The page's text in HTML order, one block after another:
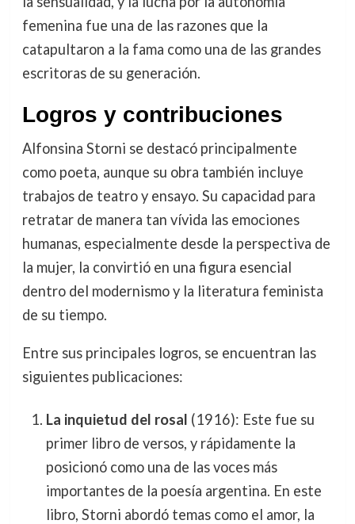
femenina fue una de las razones que la
catapultaron a la fama como una de las grandes
escritoras de su generación.
Logros y contribuciones
Alfonsina Storni se destacó principalmente
como poeta, aunque su obra también incluye
trabajos de teatro y ensayo. Su capacidad para
retratar de manera tan vívida las emociones
humanas, especialmente desde la perspectiva de
la mujer, la convirtió en una figura esencial
dentro del modernismo y la literatura feminista
de su tiempo.
Entre sus principales logros, se encuentran las
siguientes publicaciones:
La inquietud del rosal (1916): Este fue su
primer libro de versos, y rápidamente la
posicionó como una de las voces más
importantes de la poesía argentina. En este
libro, Storni abordó temas como el amor, la